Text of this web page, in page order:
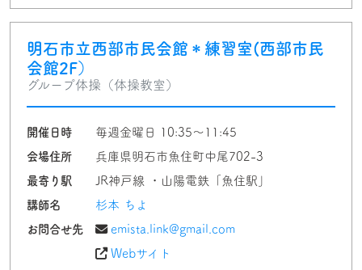
明石市立西部市民会館＊練習室(西部市民
会館2F）
グループ体操（体操教室）
開催日時
毎週金曜日 10:35〜11:45
会場住所
兵庫県明石市魚住町中尾702-3
最寄り駅
JR神戸線 ・山陽電鉄「魚住駅」
講師名
杉本 ちよ
お問合せ先
emista.link@gmail.com
Webサイト